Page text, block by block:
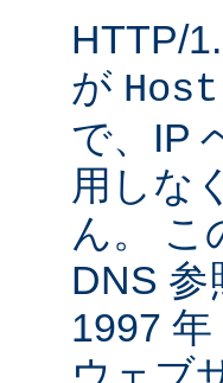
HTTP/
が Host
で、IP
用しな
ん。 こ
DNS
1997